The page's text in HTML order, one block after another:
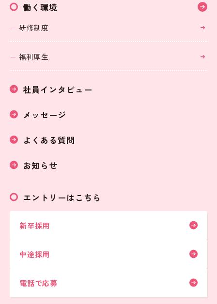
働く環境
研修制度
福利厚生
社員インタビュー
メッセージ
よくある質問
お知らせ
エントリーはこちら
新卒採用
中途採用
電話で応募